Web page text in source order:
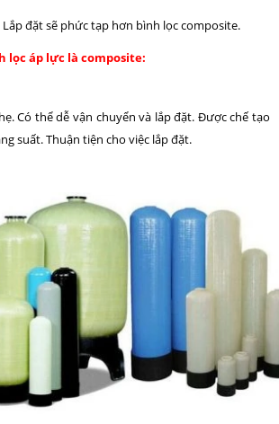
đặt sẽ phức tạp hơn bình lọc composite.
lọc áp lực là composite:
Có thể dễ vận chuyển và lắp đặt. Được chế tạo
suất. Thuận tiện cho việc lắp đặt.